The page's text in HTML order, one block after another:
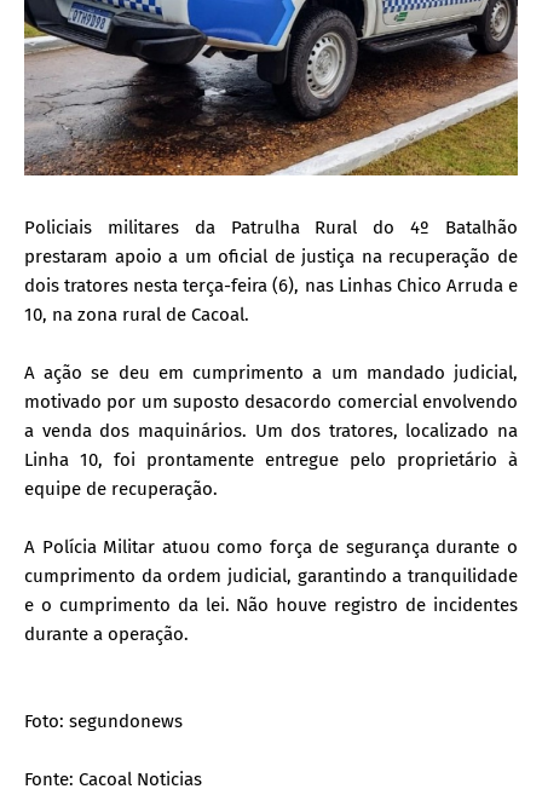
Policiais militares da Patrulha Rural do 4º Batalhão
prestaram apoio a um oficial de justiça na recuperação de
dois tratores nesta terça-feira (6), nas Linhas Chico Arruda e
10, na zona rural de Cacoal.
A ação se deu em cumprimento a um mandado judicial,
motivado por um suposto desacordo comercial envolvendo
a venda dos maquinários. Um dos tratores, localizado na
Linha 10, foi prontamente entregue pelo proprietário à
equipe de recuperação.
A Polícia Militar atuou como força de segurança durante o
cumprimento da ordem judicial, garantindo a tranquilidade
e o cumprimento da lei. Não houve registro de incidentes
durante a operação.
Foto: segundonews
Fonte: Cacoal Noticias